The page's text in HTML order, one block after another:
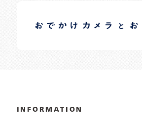
日常の様子など随時更新中です。
INFORMATION